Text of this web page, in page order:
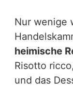
Nur wenige
heimische
Risotto
und das